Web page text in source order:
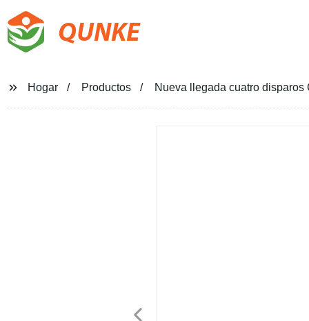
QUNKE
Hogar Productos Nueva llegada cuatro disparos